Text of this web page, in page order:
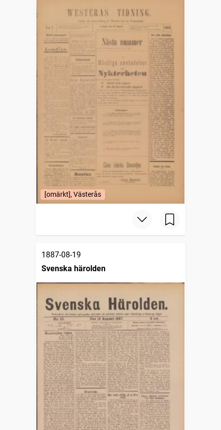
[omärkt], Västerås
1887-08-19
Svenska härolden